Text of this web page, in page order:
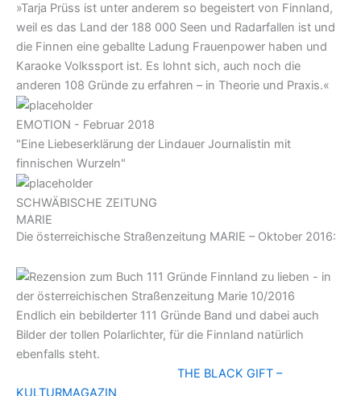
»Tarja Prüss ist unter anderem so begeistert von Finnland,
weil es das Land der 188 000 Seen und Radarfallen ist und
die Finnen eine geballte Ladung Frauenpower haben und
Karaoke Volkssport ist. Es lohnt sich, auch noch die
anderen 108 Gründe zu erfahren – in Theorie und Praxis.«
EMOTION - Februar 2018
"Eine Liebeserklärung der Lindauer Journalistin mit
finnischen Wurzeln"
SCHWÄBISCHE ZEITUNG
MARIE
Die österreichische Straßenzeitung MARIE – Oktober 2016:
Endlich ein bebilderter 111 Gründe Band und dabei auch
Bilder der tollen Polarlichter, für die Finnland natürlich
ebenfalls steht.
THE BLACK GIFT –
KULTURMAGAZIN​